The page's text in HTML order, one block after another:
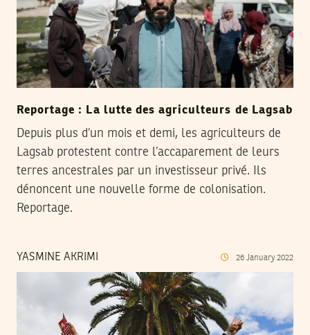
Reportage : La lutte des agriculteurs de Lagsab
Depuis plus d’un mois et demi, les agriculteurs de
Lagsab protestent contre l’accaparement de leurs
terres ancestrales par un investisseur privé. Ils
dénoncent une nouvelle forme de colonisation.
Reportage.
YASMINE AKRIMI 26 January 2022